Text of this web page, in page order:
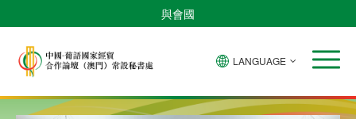
與會國
LANGUAGE